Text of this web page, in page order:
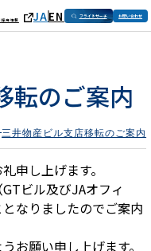
採用情報 JAEN フライトサーチ お問い合わせ
転のご案内
三井物産ビル支店移転のご案内
申し上げます。
ビル及びJAオフィ
なりましたのでご案内
お願い申し上げます。